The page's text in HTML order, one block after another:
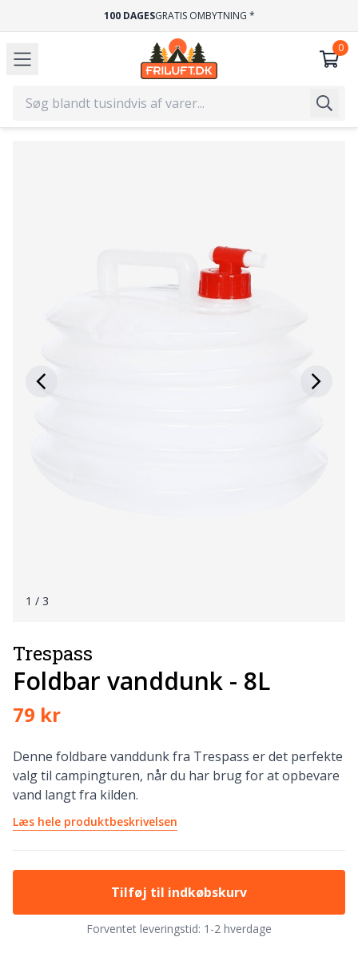
100 DAGESGRATIS OMBYTNING *
1 / 3
Trespass
Foldbar vanddunk - 8L
79 kr
Denne foldbare vanddunk fra Trespass er det perfekte
valg til campingturen, når du har brug for at opbevare
vand langt fra kilden.
Læs hele produktbeskrivelsen
Tilføj til indkøbskurv
Forventet leveringstid: 1-2 hverdage